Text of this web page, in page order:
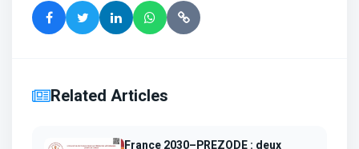
Related Articles
France 2030–PREZODE : deux